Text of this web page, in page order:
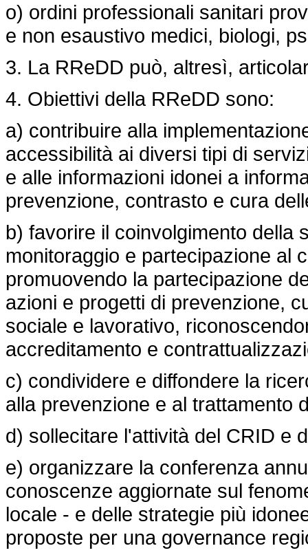
o) ordini professionali sanitari
e non esaustivo medici, biologi,
3. La RReDD può, altresì,
4. Obiettivi della RReDD sono:
a) contribuire alla
accessibilità ai diversi tipi di
e alle informazioni idonei a
prevenzione, contrasto e cura
b) favorire il coinvolgimento della
monitoraggio e partecipazione al
promuovendo la partecipazione
azioni e progetti di prevenzione,
sociale e lavorativo,
accreditamento e
c) condividere e diffondere la
alla prevenzione e al trattamento
d) sollecitare l'attività del CRID e
e) organizzare la conferenza
conoscenze aggiornate sul
locale - e delle strategie più
proposte per una governance